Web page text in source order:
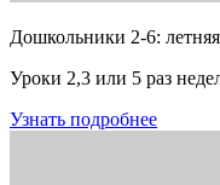
Дошкольники 2-6:
Уроки 2,3 или 5 раз
Узнать подробнее